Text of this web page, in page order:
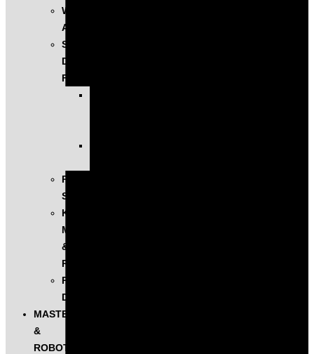
WARSZTATY
AI
SZKOLENIA
DLA
FIRM
PROGRAM
SINGULARITY
KONFERENCJA
MASTERS
&
ROBOTS
PODCAST
DIGITALKS
MASTERS
&
ROBOTS